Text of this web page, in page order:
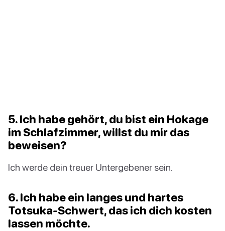
5. Ich habe gehört, du bist ein Hokage
im Schlafzimmer, willst du mir das
beweisen?
Ich werde dein treuer Untergebener sein.
6. Ich habe ein langes und hartes
Totsuka-Schwert, das ich dich kosten
lassen möchte.